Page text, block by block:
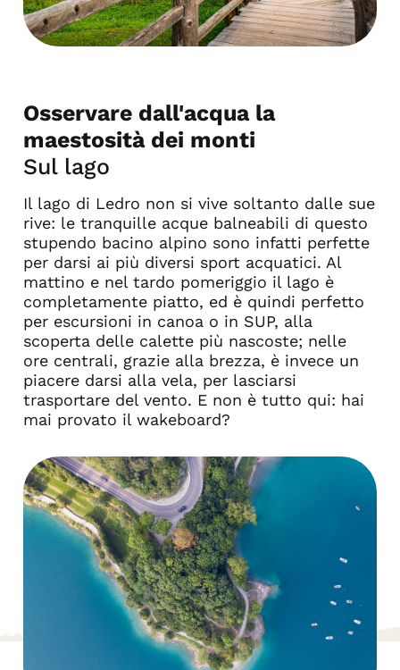
Osservare dall'acqua la
maestosità dei monti
Sul lago
Il lago di Ledro non si vive soltanto dalle sue
rive: le tranquille acque balneabili di questo
stupendo bacino alpino sono infatti perfette
per darsi ai più diversi sport acquatici. Al
mattino e nel tardo pomeriggio il lago è
completamente piatto, ed è quindi perfetto
per escursioni in canoa o in SUP, alla
scoperta delle calette più nascoste; nelle
ore centrali, grazie alla brezza, è invece un
piacere darsi alla vela, per lasciarsi
trasportare del vento. E non è tutto qui: hai
mai provato il wakeboard?